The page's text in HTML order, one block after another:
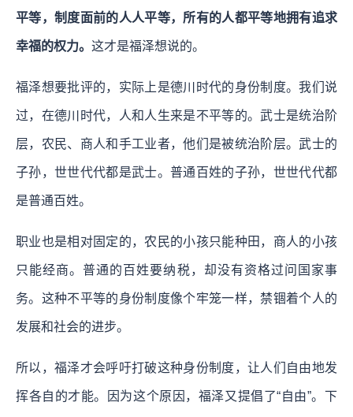
平等，制度面前的人人平等，所有 的人都平等地拥有追求
幸福的权力。 这才是福泽想说的。
福泽想要批评的，实际上是德川时代的身份制度。我们说
过，在德川时代，人和人生来是不平等的。武士是统治阶
层，农民、商人和手工业者，他们是被统治阶层。武士的
子孙，世世代代都是武士。普通百姓的子孙，世世代代都
是普通百姓。
职业也是相对固定的，农民的小孩只能种田，商人的小孩
只能经商。普通的百姓要纳税，却没有资格过问国家事
务。这种不平等的身份制度像个牢笼一样，禁锢着个人的
发展和社会的进步。
所以，福泽才会呼吁打破这种身份制度，让人们自由地发
挥各自的才能。因为这个原因，福泽又提倡了“自由”。下